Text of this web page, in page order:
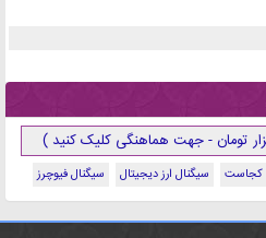
سیگنال ارز دیجیتال سیگنال فیوچرز